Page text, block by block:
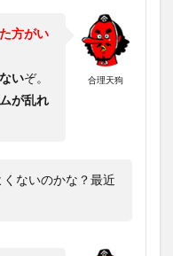
合理天狗
方がい
いぞ。
が乱れ
ないのかな？最近